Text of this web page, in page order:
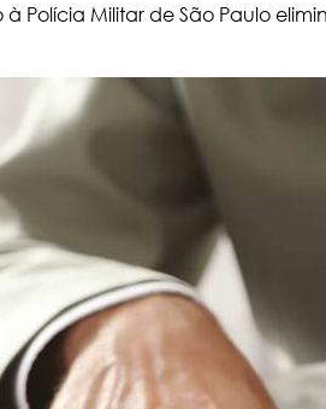
Polícia Militar de São Paulo